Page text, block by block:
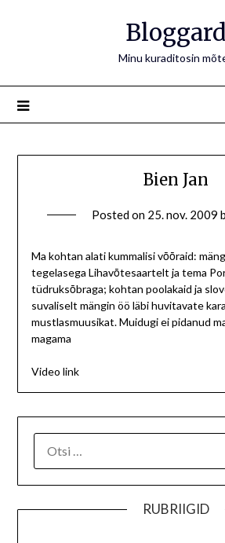
Bloggard
Minu kuraditosin
Bien Jan
Posted on 25. nov. 2009
Ma kohtan alati kummalisi vōōraid:
tegelasega Lihavōtesaartelt ja tema
tüdruksōbraga; kohtan poolakaid ja
suvaliselt mängin öö läbi huvitavate
mustlasmuusikat. Muidugi ei pidanud
magama
Video link
RUBRIIGID